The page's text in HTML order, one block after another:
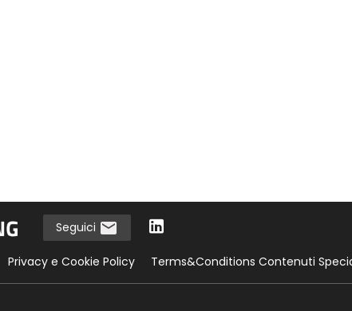
Seguici
Privacy e Cookie Policy Terms&Conditions Contenuti